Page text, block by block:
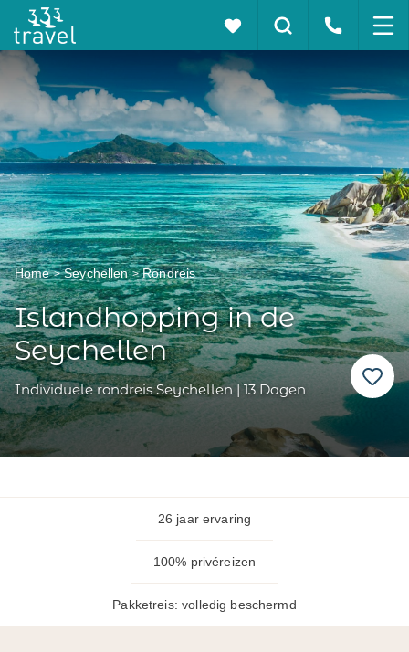
Home Seychellen Rondreis
Islandhopping in de
Seychellen
Individuele rondreis Seychellen | 13 Dagen
26 jaar ervaring
100% privéreizen
Pakketreis: volledig beschermd